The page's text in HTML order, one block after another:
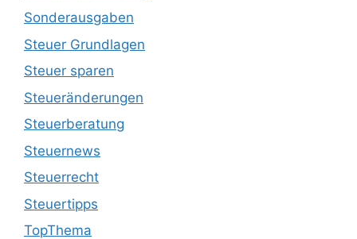
Sonderausgaben
Steuer Grundlagen
Steuer sparen
Steueränderungen
Steuerberatung
Steuernews
Steuerrecht
Steuertipps
TopThema